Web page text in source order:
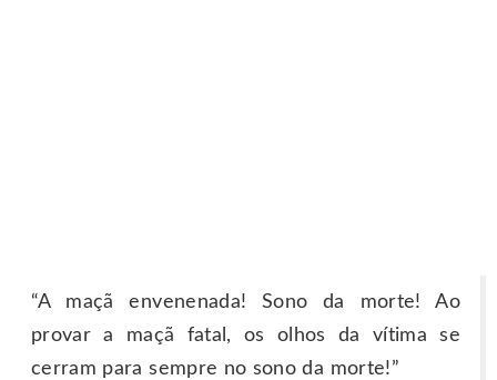
“A maçã envenenada! Sono da morte! Ao
provar a maçã fatal, os olhos da vítima se
cerram para sempre no sono da morte!”